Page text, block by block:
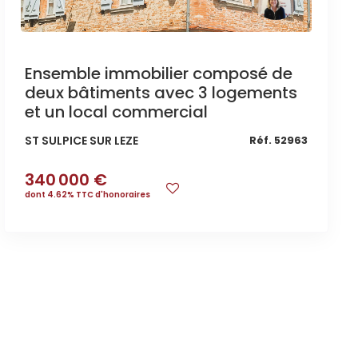
Ensemble immobilier composé de
deux bâtiments avec 3 logements
et un local commercial
ST SULPICE SUR LEZE Réf. 52963
340 000 €
dont 4.62% TTC d'honoraires